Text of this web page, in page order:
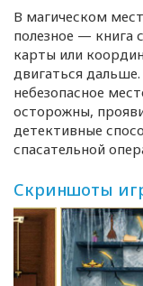
В магическом
полезное — книга
карты или
двигаться
небезопасное
осторожны,
детективные
спасательной
Скриншоты